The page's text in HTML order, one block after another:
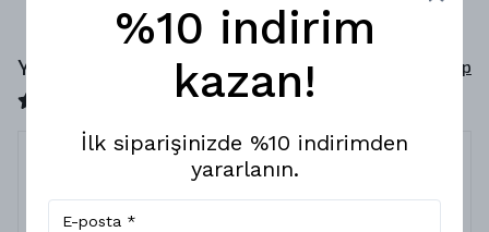
Yorumlar Yorum Yap
21 değerlendirmeye göre
13 Mart 2024
%10 indirim
kazan!
İlk siparişinizde %10 indirimden
yararlanın.